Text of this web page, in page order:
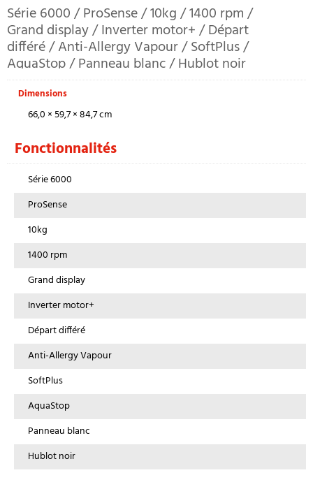
Série 6000 / ProSense / 10kg / 1400 rpm /
Grand display / Inverter motor+ / Départ
différé / Anti-Allergy Vapour / SoftPlus /
AquaStop / Panneau blanc / Hublot noir
Dimensions
66,0 × 59,7 × 84,7 cm
Fonctionnalités
Série 6000
ProSense
10kg
1400 rpm
Grand display
Inverter motor+
Départ différé
Anti-Allergy Vapour
SoftPlus
AquaStop
Panneau blanc
Hublot noir